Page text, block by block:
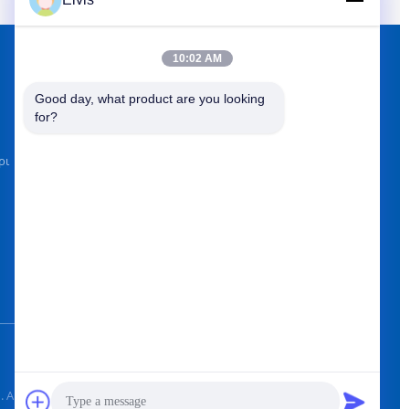
ΒΡΕΊΤΕ ΜΑΣ ΣΤΟ
Rights Reserved.
10:02 AM
Good day, what product are you looking
for?